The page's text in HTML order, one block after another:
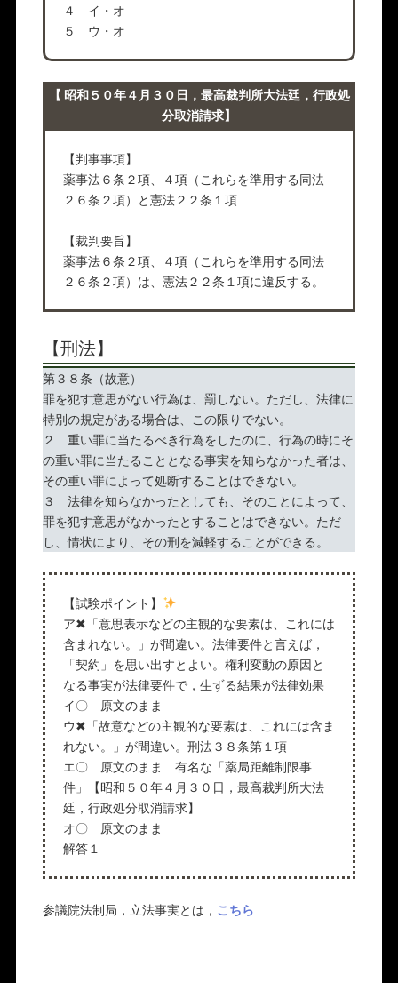
４ イ・オ
５ ウ・オ
【 昭和５０年４月３０日，最高裁判所大法廷，行政処
分取消請求】
【判事事項】
薬事法６条２項、４項（これらを準用する同法
２６条２項）と憲法２２条１項
【裁判要旨】
薬事法６条２項、４項（これらを準用する同法
２６条２項）は、憲法２２条１項に違反する。
【刑法】
第３８条（故意）
罪を犯す意思がない行為は、罰しない。ただし、法律に
特別の規定がある場合は、この限りでない。
２ 重い罪に当たるべき行為をしたのに、行為の時にそ
の重い罪に当たることとなる事実を知らなかった者は、
その重い罪によって処断することはできない。
３ 法律を知らなかったとしても、そのことによって、
罪を犯す意思がなかったとすることはできない。ただ
し、情状により、その刑を減軽することができる。
【試験ポイント】
ア✖「意思表示などの主観的な要素は、これには
含まれない。」が間違い。法律要件と言えば，
「契約」を思い出すとよい。権利変動の原因と
なる事実が法律要件で，生ずる結果が法律効果
イ〇 原文のまま
ウ✖「故意などの主観的な要素は、これには含ま
れない。」が間違い。刑法３８条第１項
エ〇 原文のまま 有名な「薬局距離制限事
件」【昭和５０年４月３０日，最高裁判所大法
廷，行政処分取消請求】
オ〇 原文のまま
解答１
参議院法制局，立法事実とは， こちら